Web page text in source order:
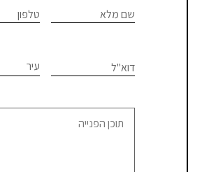
פגישת
או
הצעת
שם מלא טלפון
דוא"ל עיר
are
this
field